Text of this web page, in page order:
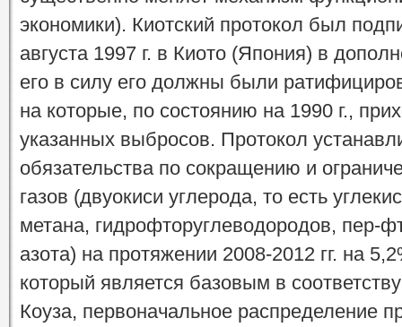
экономики). Киотский протокол был
августа 1997 г. в Киото (Япония) в
его в силу его должны были
на которые, по состоянию на 1990 г.,
указанных выбросов. Протокол
обязательства по сокращению и
газов (двуокиси углерода, то есть
метана, гидрофторуглеводородов, пер-
азота) на протяжении 2008-2012 гг. на
который является базовым в
Коуза, первоначальное распределение